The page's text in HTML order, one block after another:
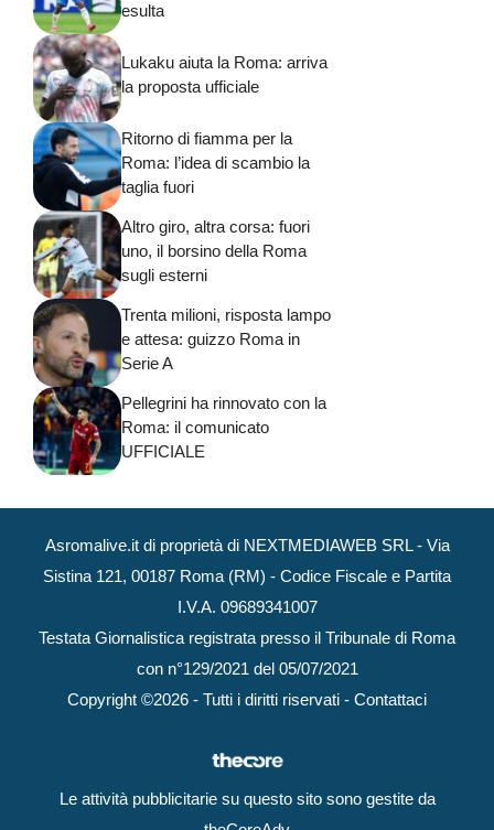
esulta
Lukaku aiuta la Roma: arriva
la proposta ufficiale
Ritorno di fiamma per la
Roma: l’idea di scambio la
taglia fuori
Altro giro, altra corsa: fuori
uno, il borsino della Roma
sugli esterni
Trenta milioni, risposta lampo
e attesa: guizzo Roma in
Serie A
Pellegrini ha rinnovato con la
Roma: il comunicato
UFFICIALE
Asromalive.it di proprietà di NEXTMEDIAWEB SRL - Via
Sistina 121, 00187 Roma (RM) - Codice Fiscale e Partita
I.V.A. 09689341007
Testata Giornalistica registrata presso il Tribunale di Roma
con n°129/2021 del 05/07/2021
Copyright ©2026 - Tutti i diritti riservati - Contattaci
Le attività pubblicitarie su questo sito sono gestite da